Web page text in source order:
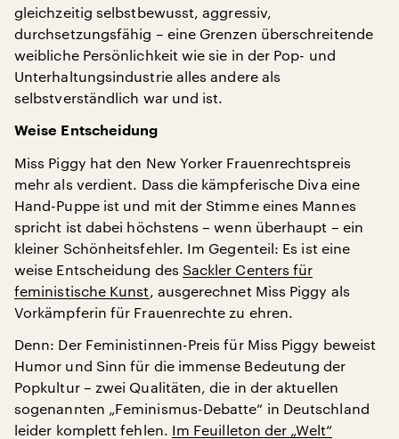
gleichzeitig selbstbewusst, aggressiv,
durchsetzungsfähig – eine Grenzen überschreitende
weibliche Persönlichkeit wie sie in der Pop- und
Unterhaltungsindustrie alles andere als
selbstverständlich war und ist.
Weise Entscheidung
Miss Piggy hat den New Yorker Frauenrechtspreis
mehr als verdient. Dass die kämpferische Diva eine
Hand-Puppe ist und mit der Stimme eines Mannes
spricht ist dabei höchstens – wenn überhaupt – ein
kleiner Schönheitsfehler. Im Gegenteil: Es ist eine
weise Entscheidung des Sackler Centers für
feministische Kunst , ausgerechnet Miss Piggy als
Vorkämpferin für Frauenrechte zu ehren.
Denn: Der Feministinnen-Preis für Miss Piggy beweist
Humor und Sinn für die immense Bedeutung der
Popkultur – zwei Qualitäten, die in der aktuellen
sogenannten „Feminismus-Debatte“ in Deutschland
leider komplett fehlen. Im Feuilleton der „Welt“